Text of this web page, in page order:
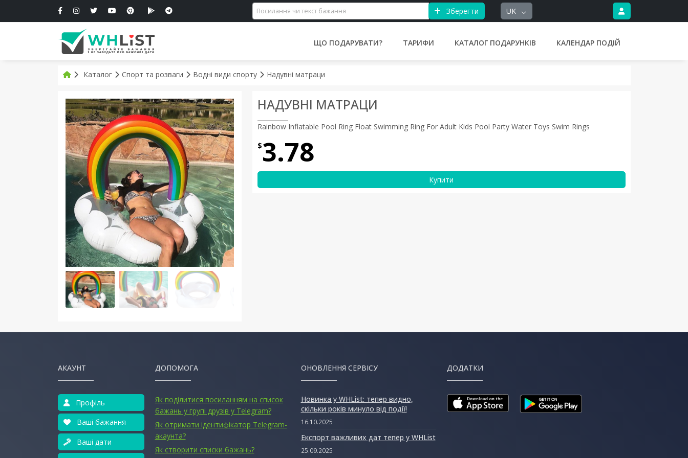
Зберегти UK
ЩО ПОДАРУВАТИ? ТАРИФИ КАТАЛОГ ПОДАРУНКІВ КАЛЕНДАР ПОДІЙ
Каталог Спорт та розваги Водні види спорту Надувні матраци
НАДУВНІ МАТРАЦИ
Rainbow Inflatable Pool Ring Float Swimming Ring For Adult Kids Pool Party Water Toys Swim Rings
$3.78
Купити
АКАУНТ
Профіль
Ваші бажання
Ваші дати
ДОПОМОГА
Як поділитися посиланням на список
бажань у групі друзів у Telegram?
Як отримати ідентифікатор Telegram-
акаунта?
Як створити списки бажань?
ОНОВЛЕННЯ СЕРВІСУ
Новинка у WHList: тепер видно,
скільки років минуло від події!
16.10.2025
Експорт важливих дат тепер у WHList
25.09.2025
ДОДАТКИ